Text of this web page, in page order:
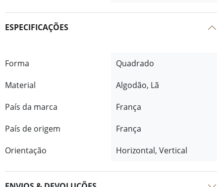
ESPECIFICAÇÕES
Forma
Quadrado
Material
Algodão, Lã
País da marca
França
País de origem
França
Orientação
Horizontal, Vertical